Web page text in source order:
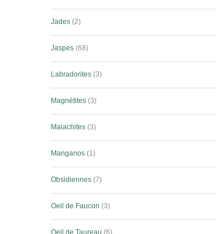
Jades 2
Jaspes 68
Labradorites 3
Magnétites 3
Malachites 3
Manganos 1
Obsidiennes 7
Oeil de Faucon 3
Oeil de Taureau 6